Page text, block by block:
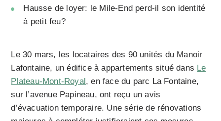
Hausse de loyer: le Mile-End perd-il son identité
à petit feu?
Le 30 mars, les locataires des 90 unités du Manoir
Lafontaine, un édifice à appartements situé dans Le
Plateau-Mont-Royal , en face du parc La Fontaine,
sur l’avenue Papineau, ont reçu un avis
d’évacuation temporaire. Une série de rénovations